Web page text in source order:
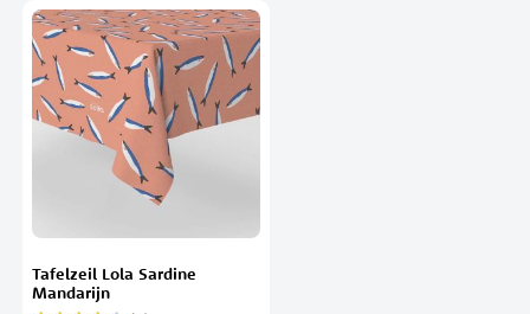
Tafelzeil Lola Sardine
Mandarijn